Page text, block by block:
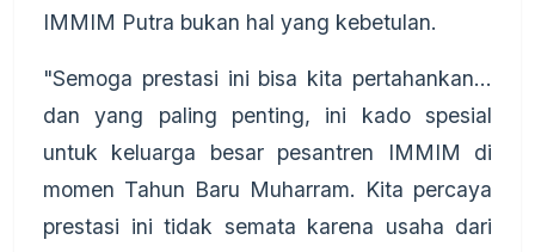
IMMIM Putra bukan hal yang kebetulan.
"Semoga prestasi ini bisa kita pertahankan...
dan yang paling penting, ini kado spesial
untuk keluarga besar pesantren IMMIM di
momen Tahun Baru Muharram. Kita percaya
prestasi ini tidak semata karena usaha dari